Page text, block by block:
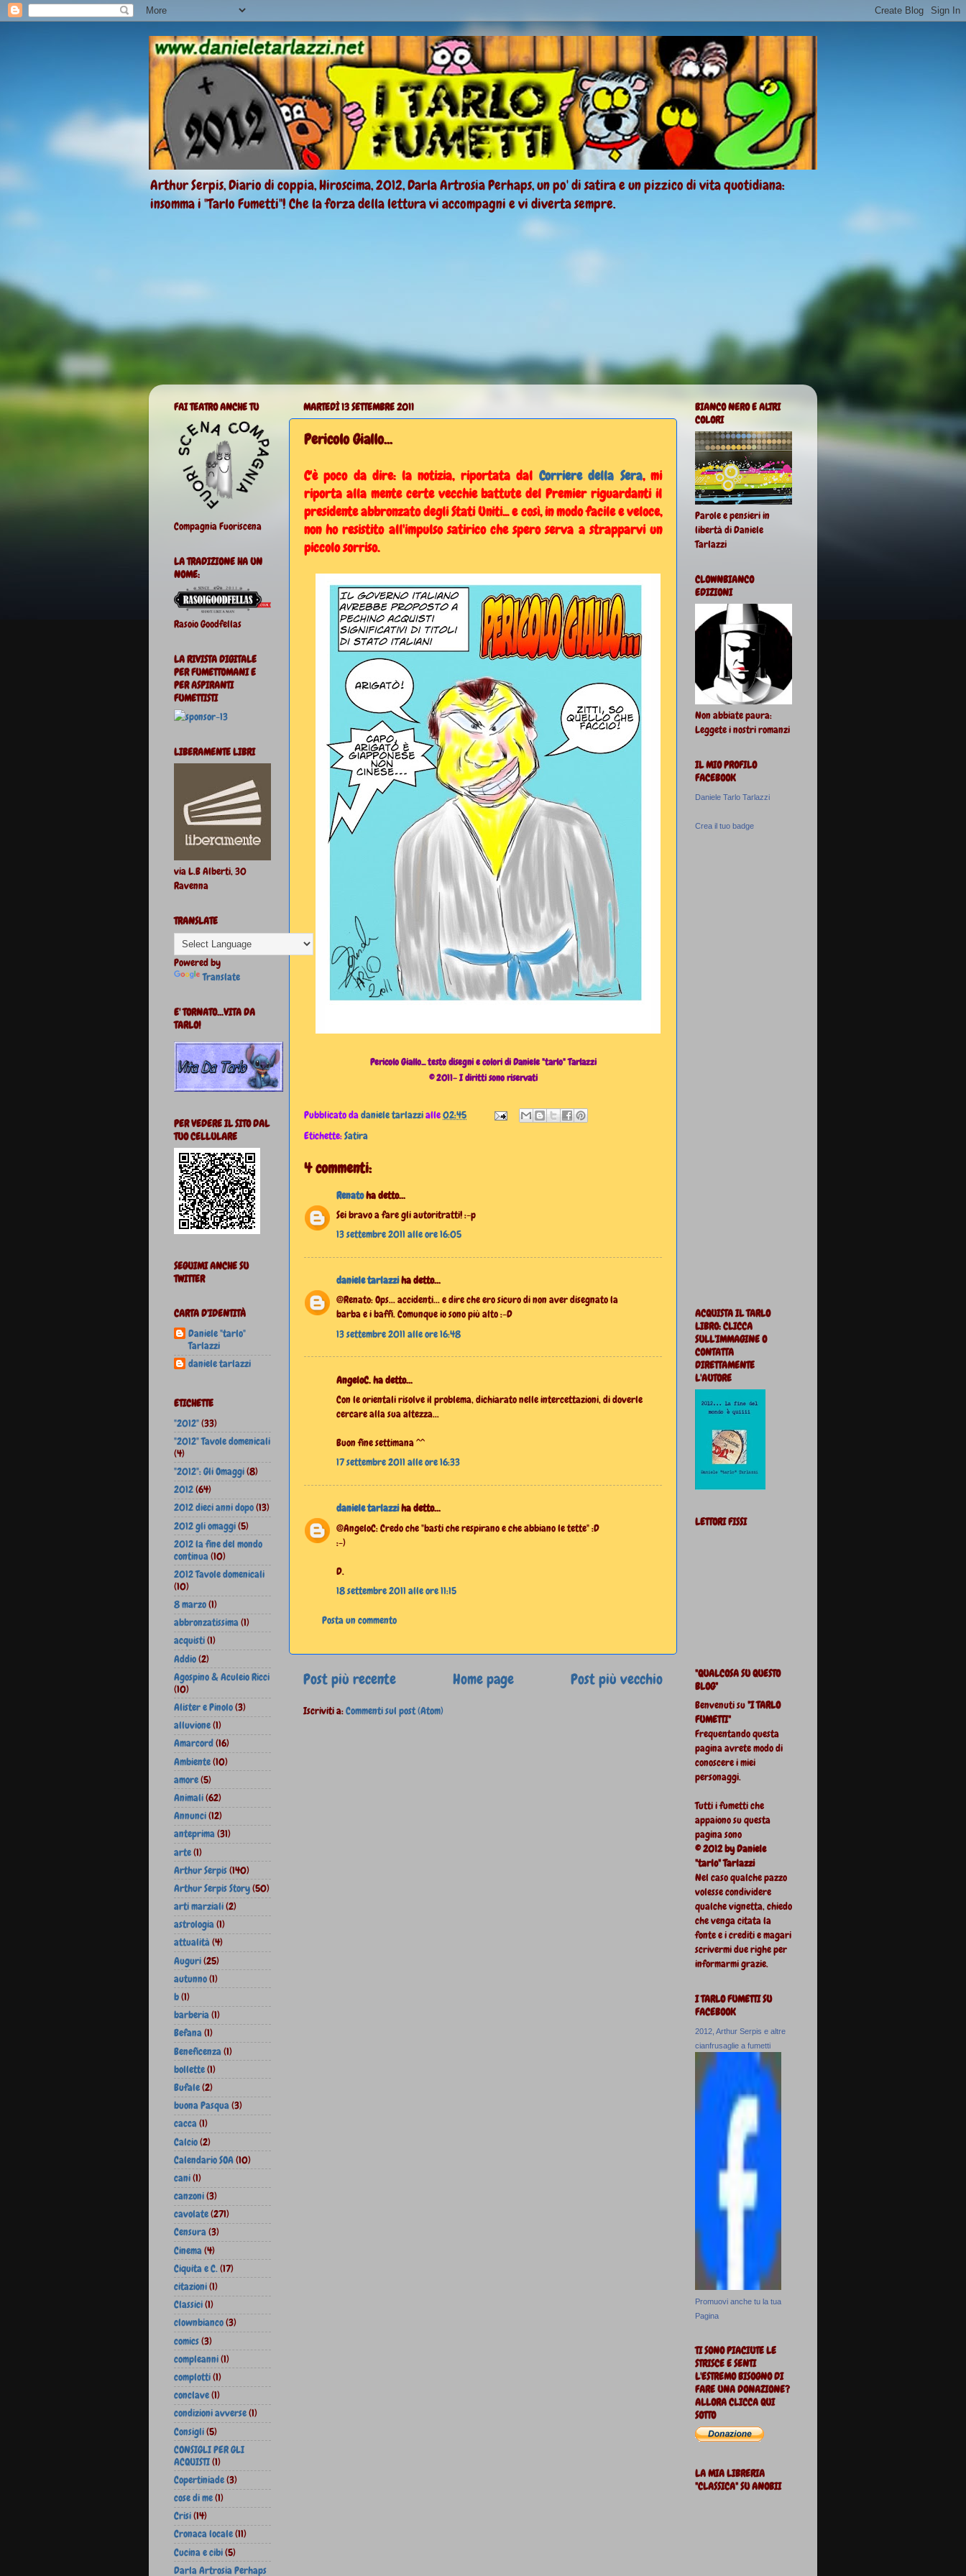
Arthur Serpis, Diario di coppia, Hiroscima, 2012, Darla Artrosia Perhaps, un po' di satira e un pizzico di vita quotidiana:
insomma i "Tarlo Fumetti"! Che la forza della lettura vi accompagni e vi diverta sempre.
MARTEDÌ 13 SETTEMBRE 2011
Pericolo Giallo...
C'è poco da dire: la notizia, riportata dal Corriere della Sera, mi
riporta alla mente certe vecchie battute del Premier riguardanti il
presidente abbronzato degli Stati Uniti... e così, in modo facile e veloce,
non ho resistito all'impulso satirico che spero serva a strapparvi un
piccolo sorriso.
Pericolo Giallo... testo disegni e colori di Daniele "tarlo" Tarlazzi
© 2011- I diritti sono riservati
Pubblicato dadaniele tarlazzialle02:45
Etichette:Satira
4 commenti:
Renatoha detto...
Sei bravo a fare gli autoritratti! :-p
13 settembre 2011 alle ore 16:05
daniele tarlazziha detto...
@Renato: Ops... accidenti... e dire che ero sicuro di non aver disegnato la
barba e i baffi. Comunque io sono più alto :-D
13 settembre 2011 alle ore 16:48
AngeloC. ha detto...
Con le orientali risolve il problema, dichiarato nelle intercettazioni, di doverle
cercare alla sua altezza...
Buon fine settimana ^^
17 settembre 2011 alle ore 16:33
daniele tarlazziha detto...
@AngeloC: Credo che "basti che respirano e che abbiano le tette" :D
:-)
D.
18 settembre 2011 alle ore 11:15
Posta un commento
Post più recente Post più vecchio
Home page
Iscriviti a:Commenti sul post (Atom)
FAI TEATRO ANCHE TU
Compagnia Fuoriscena
LA TRADIZIONE HA UN
NOME:
Rasoio Goodfellas
LA RIVISTA DIGITALE
PER FUMETTOMANI E
PER ASPIRANTI
FUMETTISTI
LIBERAMENTE LIBRI
via L.B Alberti, 30
Ravenna
TRANSLATE
Powered by
Translate
E' TORNATO...VITA DA
TARLO!
PER VEDERE IL SITO DAL
TUO CELLULARE
SEGUIMI ANCHE SU
TWITTER
CARTA D'IDENTITÀ
Daniele "tarlo"
Tarlazzi
daniele tarlazzi
ETICHETTE
"2012"(33)
"2012" Tavole domenicali
(4)
"2012": Gli Omaggi(8)
2012(64)
2012 dieci anni dopo(13)
2012 gli omaggi(5)
2012 la fine del mondo
continua(10)
2012 Tavole domenicali
(10)
8 marzo(1)
abbronzatissima(1)
acquisti(1)
Addio(2)
Agospino & Aculeio Ricci
(10)
Alister e Pinolo(3)
alluvione(1)
Amarcord(16)
Ambiente(10)
amore(5)
Animali(62)
Annunci(12)
anteprima(31)
arte(1)
Arthur Serpis(140)
Arthur Serpis Story(50)
arti marziali(2)
astrologia(1)
attualità(4)
Auguri(25)
autunno(1)
b(1)
barberia(1)
Befana(1)
Beneficenza(1)
bollette(1)
Bufale(2)
buona Pasqua(3)
cacca(1)
Calcio(2)
Calendario SOA(10)
cani(1)
canzoni(3)
cavolate(271)
Censura(3)
Cinema(4)
Ciquita e C.(17)
citazioni(1)
Classici(1)
clownbianco(3)
comics(3)
compleanni(1)
complotti(1)
conclave(1)
condizioni avverse(1)
Consigli(5)
CONSIGLI PER GLI
ACQUISTI(1)
Copertiniade(3)
cose di me(1)
Crisi(14)
Cronaca locale(11)
Cucina e cibi(5)
Darla Artrosia Perhaps
BIANCO NERO E ALTRI
COLORI
Parole e pensieri in
libertà di Daniele
Tarlazzi
CLOWNBIANCO
EDIZIONI
Non abbiate paura:
Leggete i nostri romanzi
IL MIO PROFILO
FACEBOOK
Daniele Tarlo Tarlazzi
Crea il tuo badge
ACQUISTA IL TARLO
LIBRO: CLICCA
SULL'IMMAGINE O
CONTATTA
DIRETTAMENTE
L'AUTORE
LETTORI FISSI
"QUALCOSA SU QUESTO
BLOG"
Benvenuti su"I TARLO
FUMETTI"
Frequentando questa
pagina avrete modo di
conoscere i miei
personaggi.
Tutti i fumetti che
appaiono su questa
pagina sono
© 2012 by Daniele
"tarlo" Tarlazzi
Nel caso qualche pazzo
volesse condividere
qualche vignetta, chiedo
che venga citata la
fonte e i crediti e magari
scrivermi due righe per
informarmi grazie.
I TARLO FUMETTI SU
FACEBOOK
2012, Arthur Serpis e altre
cianfrusaglie a fumetti
Promuovi anche tu la tua
Pagina
TI SONO PIACIUTE LE
STRISCE E SENTI
L'ESTREMO BISOGNO DI
FARE UNA DONAZIONE?
ALLORA CLICCA QUI
SOTTO
LA MIA LIBRERIA
"CLASSICA" SU ANOBII